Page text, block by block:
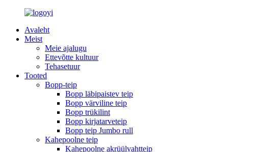
Avaleht
Meist
Meie ajalugu
Ettevõtte kultuur
Tehasetuur
Tooted
Bopp-teip
Bopp läbipaistev teip
Bopp värviline teip
Bopp trükilint
Bopp kirjatarveteip
Bopp teip Jumbo rull
Kahepoolne teip
Kahepoolne akrüülvahtteip